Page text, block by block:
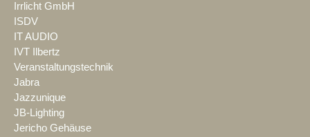
Irrlicht GmbH
ISDV
IT AUDIO
IVT Ilbertz
Veranstaltungstechnik
Jabra
Jazzunique
JB-Lighting
Jericho Gehäuse